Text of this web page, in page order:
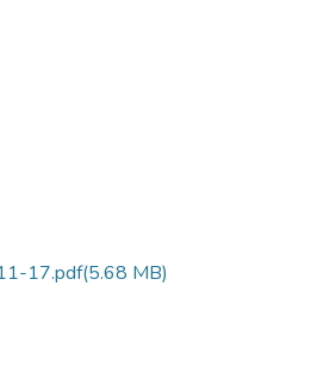
17.pdf(5.68 MB)